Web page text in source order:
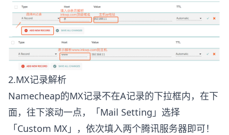
2.MX记录解析
Namecheap的MX记录不在A记录的下拉框内，在下
面，往下滚动一点，「Mail Setting」选择
「Custom MX」，依次填入两个腾讯服务器即可！